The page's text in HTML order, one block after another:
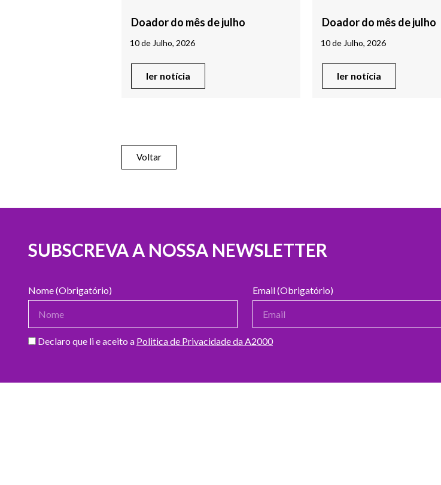
Doador do mês de julho
10 de Julho, 2026
ler notícia
Doador do mês de julho
10 de Julho, 2026
ler notícia
Voltar
SUBSCREVA A NOSSA NEWSLETTER
Nome (Obrigatório) Email (Obrigatório)
Declaro que li e aceito a Politica de Privacidade da A2000